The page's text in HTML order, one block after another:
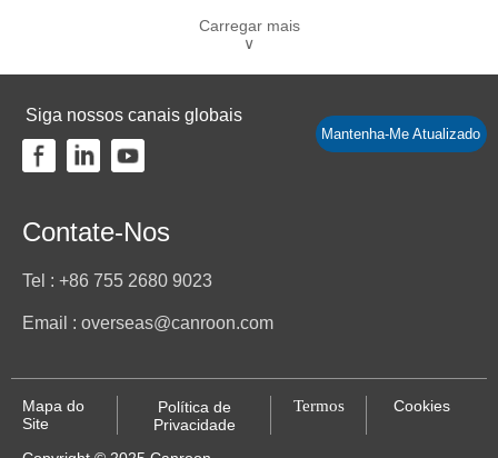
Carregar mais
∨
Siga nossos canais globais
Mantenha-Me Atualizado
Contate-Nos
Tel : +86 755 2680 9023
Email : overseas@canroon.com
Mapa do
Site
Política de
Privacidade
Termos Cookies